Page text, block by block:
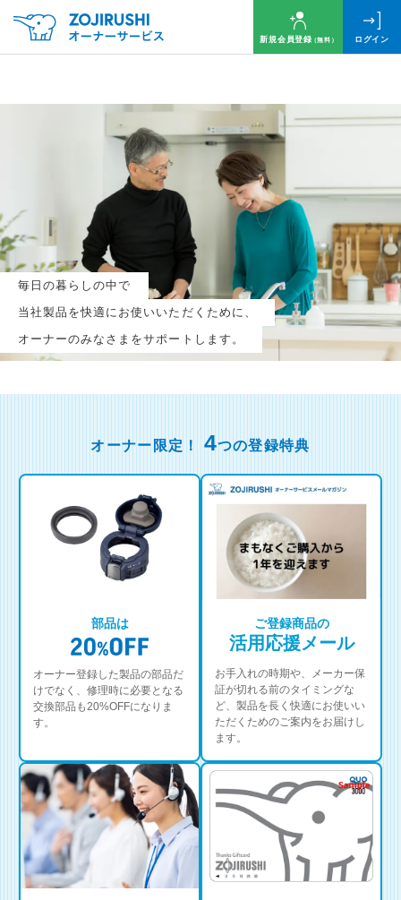
新規会員登録（無料） ログイン
毎日の暮らしの中で
当社製品を快適にお使いいただくために、
オーナーのみなさまをサポートします。
毎月抽選で 名様に
円分のQUOカードプレゼント！
新規会員登録（無料）
ログイン
※新規会員登録または追加製品登録をいただいた方が対象です
※オーナーサービスは日本国内にお住まいの個人の方向けサービスとなります
オーナー限定！ 4つの登録特典
部品は
オーナー登録した製品の部品だ
けでなく、修理時に必要となる
交換部品も20%OFFになりま
す。
ご登録商品の
活用応援メール
お手入れの時期や、メーカー保
証が切れる前のタイミングな
ど、製品を長く快適にお使いい
ただくためのご案内をお届けし
ます。